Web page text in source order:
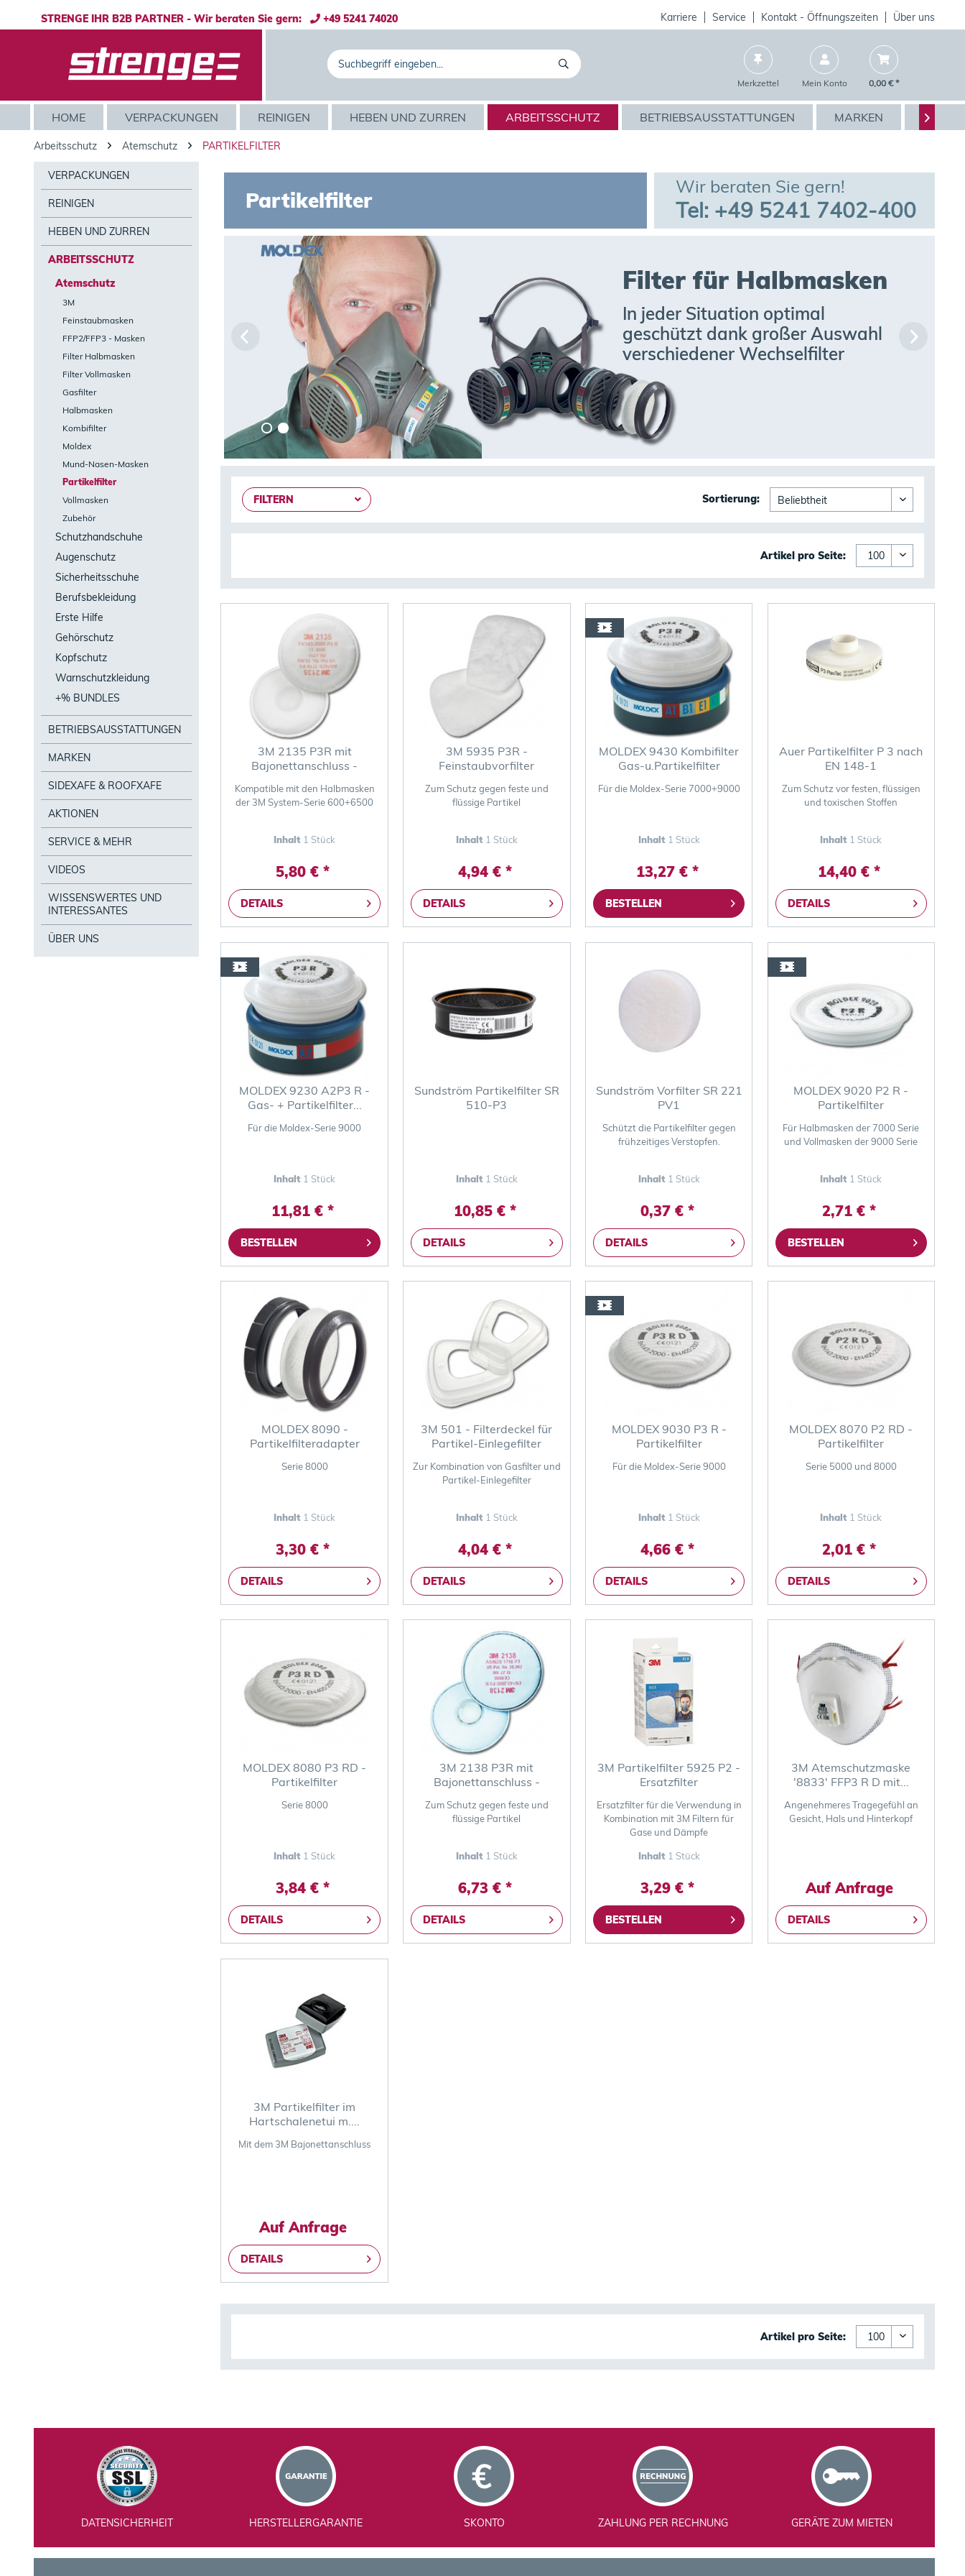
STRENGE IHR B2B PARTNER - Wir beraten Sie gern: +49 5241 74020 Karriere Service Kontakt - Öffnungszeiten Über uns
Merkzettel Mein Konto 0,00 € *
HOME VERPACKUNGEN REINIGEN HEBEN UND ZURREN ARBEITSSCHUTZ BETRIEBSAUSSTATTUNGEN MARKEN 
Arbeitsschutz Atemschutz PARTIKELFILTER
VERPACKUNGEN
REINIGEN
HEBEN UND ZURREN
ARBEITSSCHUTZ
Atemschutz
3M
Feinstaubmasken
FFP2/FFP3 - Masken
Filter Halbmasken
Filter Vollmasken
Gasfilter
Halbmasken
Kombifilter
Moldex
Mund-Nasen-Masken
Partikelfilter
Vollmasken
Zubehör
Schutzhandschuhe
Augenschutz
Sicherheitsschuhe
Berufsbekleidung
Erste Hilfe
Gehörschutz
Kopfschutz
Warnschutzkleidung
+% BUNDLES
BETRIEBSAUSSTATTUNGEN
MARKEN
SIDEXAFE & ROOFXAFE
AKTIONEN
SERVICE & MEHR
VIDEOS
WISSENSWERTES UND
INTERESSANTES
ÜBER UNS
Partikelfilter
Wir beraten Sie gern!
Tel: +49 5241 7402-400
Filter für Halbmasken
In jeder Situation optimal
geschützt dank großer Auswahl
verschiedener Wechselfilter
FILTERN Sortierung:
Artikel pro Seite:
3M 2135 P3R mit
Bajonettanschluss -
Kompatible mit den Halbmasken
der 3M System-Serie 600+6500
Inhalt 1 Stück
5,80 € *
DETAILS
3M 5935 P3R -
Feinstaubvorfilter
Zum Schutz gegen feste und
flüssige Partikel
Inhalt 1 Stück
4,94 € *
DETAILS
MOLDEX 9430 Kombifilter
Gas-u.Partikelfilter
Für die Moldex-Serie 7000+9000
Inhalt 1 Stück
13,27 € *
BESTELLEN
Auer Partikelfilter P 3 nach
EN 148-1
Zum Schutz vor festen, flüssigen
und toxischen Stoffen
Inhalt 1 Stück
14,40 € *
DETAILS
MOLDEX 9230 A2P3 R -
Gas- + Partikelfilter...
Für die Moldex-Serie 9000
Inhalt 1 Stück
11,81 € *
BESTELLEN
Sundström Partikelfilter SR
510-P3
Inhalt 1 Stück
10,85 € *
DETAILS
Sundström Vorfilter SR 221
PV1
Schützt die Partikelfilter gegen
frühzeitiges Verstopfen.
Inhalt 1 Stück
0,37 € *
DETAILS
MOLDEX 9020 P2 R -
Partikelfilter
Für Halbmasken der 7000 Serie
und Vollmasken der 9000 Serie
Inhalt 1 Stück
2,71 € *
BESTELLEN
MOLDEX 8090 -
Partikelfilteradapter
Serie 8000
Inhalt 1 Stück
3,30 € *
DETAILS
3M 501 - Filterdeckel für
Partikel-Einlegefilter
Zur Kombination von Gasfilter und
Partikel-Einlegefilter
Inhalt 1 Stück
4,04 € *
DETAILS
MOLDEX 9030 P3 R -
Partikelfilter
Für die Moldex-Serie 9000
Inhalt 1 Stück
4,66 € *
DETAILS
MOLDEX 8070 P2 RD -
Partikelfilter
Serie 5000 und 8000
Inhalt 1 Stück
2,01 € *
DETAILS
MOLDEX 8080 P3 RD -
Partikelfilter
Serie 8000
Inhalt 1 Stück
3,84 € *
DETAILS
3M 2138 P3R mit
Bajonettanschluss -
Zum Schutz gegen feste und
flüssige Partikel
Inhalt 1 Stück
6,73 € *
DETAILS
3M Partikelfilter 5925 P2 -
Ersatzfilter
Ersatzfilter für die Verwendung in
Kombination mit 3M Filtern für
Gase und Dämpfe
Inhalt 1 Stück
3,29 € *
BESTELLEN
3M Atemschutzmaske
'8833' FFP3 R D mit...
Angenehmeres Tragegefühl an
Gesicht, Hals und Hinterkopf
Auf Anfrage
DETAILS
3M Partikelfilter im
Hartschalenetui m....
Mit dem 3M Bajonettanschluss
Auf Anfrage
DETAILS
Artikel pro Seite:
DATENSICHERHEIT HERSTELLERGARANTIE SKONTO ZAHLUNG PER RECHNUNG GERÄTE ZUM MIETEN